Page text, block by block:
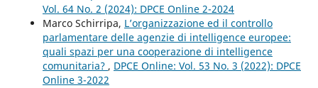
Vol. 64 No. 2 (2024): DPCE Online 2-2024
Marco Schirripa, L’organizzazione ed il controllo
parlamentare delle agenzie di intelligence europee:
quali spazi per una cooperazione di intelligence
comunitaria? , DPCE Online: Vol. 53 No. 3 (2022): DPCE
Online 3-2022